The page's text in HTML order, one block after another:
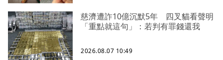
慈濟遭詐10億沉默5年 四叉貓看聲明
「重點就這句」：若判有罪錢還我
2026.08.07 10:49